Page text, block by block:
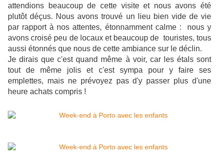
attendions beaucoup de cette visite et nous avons été
plutôt déçus. Nous avons trouvé un lieu bien vide de vie
par rapport à nos attentes, étonnamment calme : nous y
avons croisé peu de locaux et beaucoup de touristes, tous
aussi étonnés que nous de cette ambiance sur le déclin.
Je dirais que c'est quand même à voir, car les étals sont
tout de même jolis et c'est sympa pour y faire ses
emplettes, mais ne prévoyez pas d'y passer plus d'une
heure achats compris !